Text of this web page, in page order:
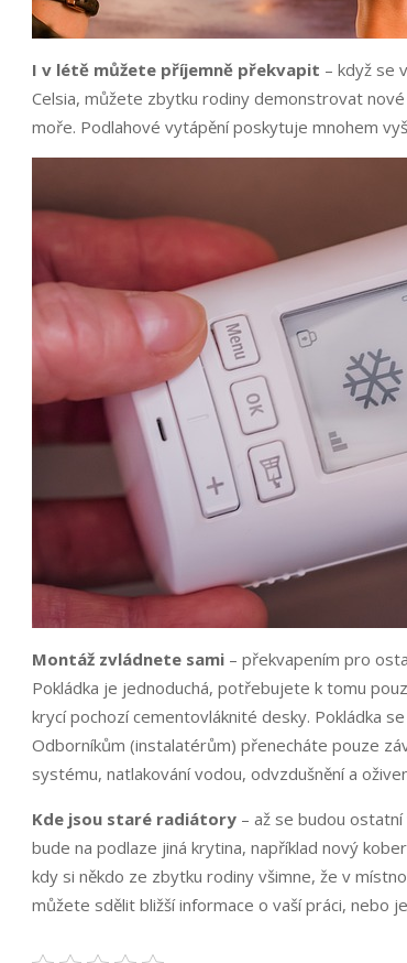
I v létě můžete příjemně překvapit – když se
Celsia, můžete zbytku rodiny demonstrovat
moře. Podlahové vytápění poskytuje mnohem
Montáž zvládnete sami – překvapením pro
Pokládka je jednoduchá, potřebujete k tomu
krycí pochozí cementovláknité desky. Pokládka
Odborníkům (instalatérům) přenecháte pouze
systému, natlakování vodou, odvzdušnění a
Kde jsou staré radiátory – až se budou
bude na podlaze jiná krytina, například nový
kdy si někdo ze zbytku rodiny všimne, že v
můžete sdělit bližší informace o vaší práci, nebo